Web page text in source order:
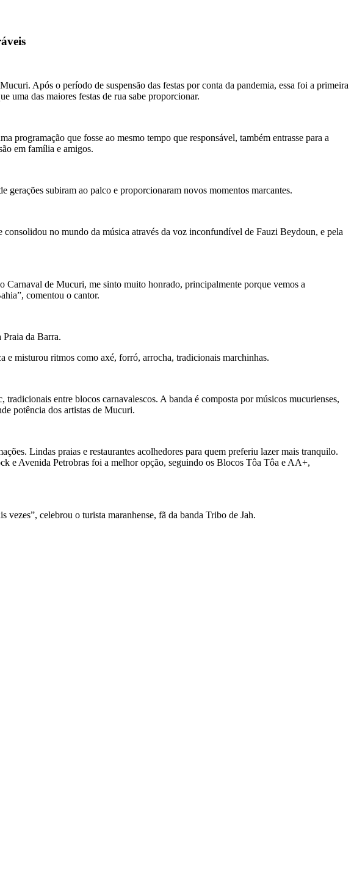
Após o período de suspensão das festas por conta da pandemia, essa foi a primeira
uma das maiores festas de rua sabe proporcionar.
que fosse ao mesmo tempo que responsável, também entrasse para a
em família e amigos.
gerações subiram ao palco e proporcionaram novos momentos marcantes.
consolidou no mundo da música através da voz inconfundível de Fauzi Beydoun, e pela
Carnaval de Mucuri, me sinto muito honrado, principalmente porque vemos a
comentou o cantor.
Praia da Barra.
e misturou ritmos como axé, forró, arrocha, tradicionais marchinhas.
entre blocos carnavalescos. A banda é composta por músicos mucurienses,
potência dos artistas de Mucuri.
Lindas praias e restaurantes acolhedores para quem preferiu lazer mais tranquilo.
e Avenida Petrobras foi a melhor opção, seguindo os Blocos Tôa Tôa e AA+,
celebrou o turista maranhense, fã da banda Tribo de Jah.